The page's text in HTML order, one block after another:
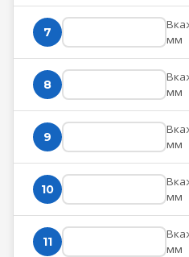
7
мм
8
мм
9
мм
10
мм
11
мм